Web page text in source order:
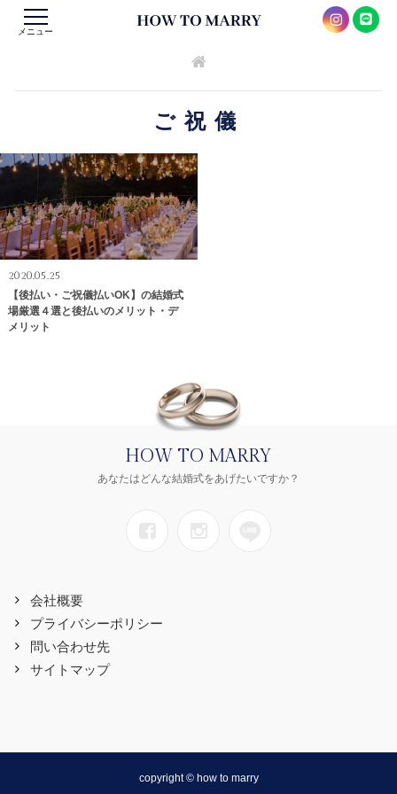
メニュー
ご祝儀
2020.05.25
【後払い・ご祝儀払いOK】の結婚式
場厳選４選と後払いのメリット・デ
メリット
HOW TO MARRY
あなたはどんな結婚式をあげたいですか？
会社概要
プライバシーポリシー
問い合わせ先
サイトマップ
copyright © how to marry